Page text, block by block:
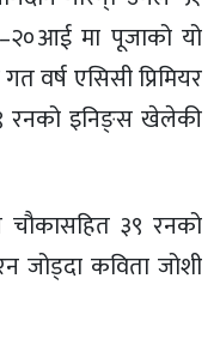
मा पूजाको यो
वर्ष एसिसी प्रिमियर
रनको इनिङ्स खेलेकी
चौकासहित ३९ रनको
जोड्दा कविता जोशी